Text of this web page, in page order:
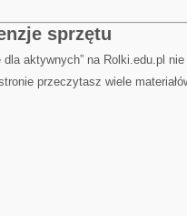
sprzętu
dla aktywnych” na Rolki.edu.pl
przeczytasz wiele